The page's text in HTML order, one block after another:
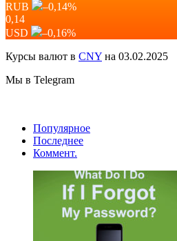
RUB
–0,14%
0,14
USD
–0,16%
Курсы валют в CNY на 03.02.2025
Мы в Telegram
Популярное
Последнее
Коммент.